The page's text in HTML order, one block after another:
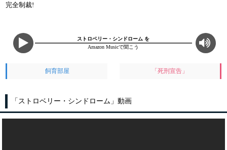
完全制裁!
ストロベリー・シンドローム を
Amazon Musicで聞こう
飼育部屋 「死刑宣告」
「ストロベリー・シンドローム」動画